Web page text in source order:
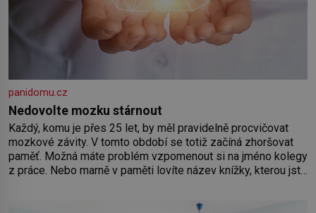
panidomu.cz
Nedovolte mozku stárnout
Každý, komu je přes 25 let, by měl pravidelně procvičovat
mozkové závity. V tomto období se totiž začíná zhoršovat
paměť. Možná máte problém vzpomenout si na jméno kolegy
z práce. Nebo marně v paměti lovíte název knížky, kterou jste